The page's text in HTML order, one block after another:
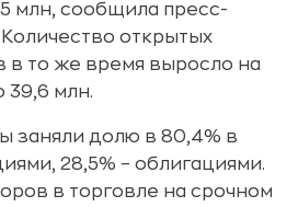
млн, сообщила пресс-
открытых
в то же время выросло на
39,6 млн.
заняли долю в 80,4% в
28,5% – облигациями.
в торговле на срочном